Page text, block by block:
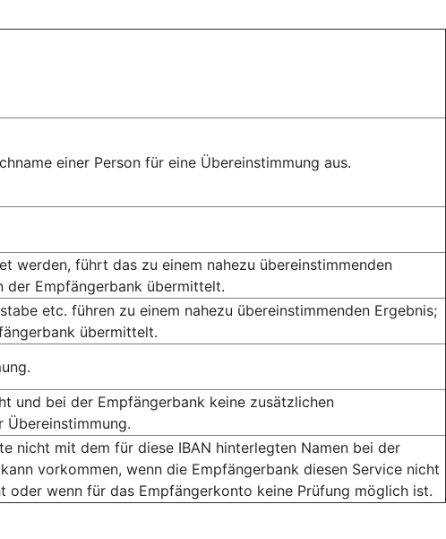
einer Person für eine Übereinstimmung aus.
werden, führt das zu einem nahezu übereinstimmenden
der Empfängerbank übermittelt.
etc. führen zu einem nahezu übereinstimmenden Ergebnis;
übermittelt.
und bei der Empfängerbank keine zusätzlichen
Übereinstimmung.
nicht mit dem für diese IBAN hinterlegten Namen bei der
vorkommen, wenn die Empfängerbank diesen Service nicht
wenn für das Empfängerkonto keine Prüfung möglich ist.